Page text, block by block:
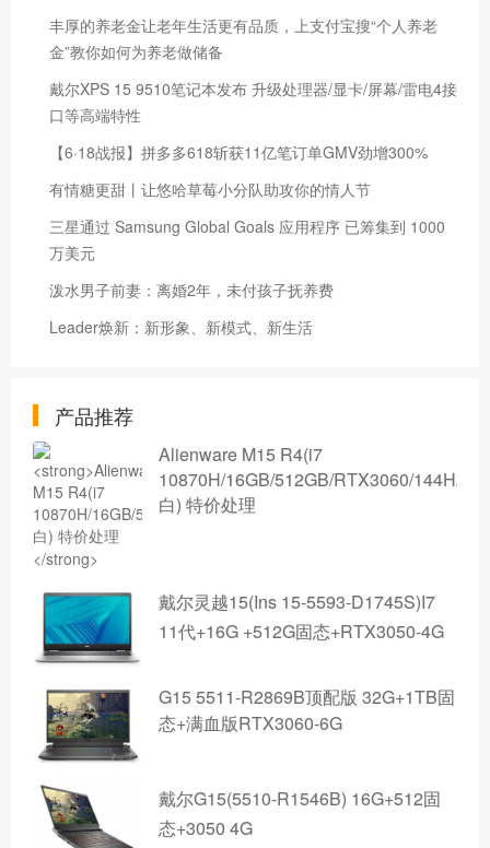
丰厚的养老金让老年生活更有品质，上支付宝搜“个人养老
金”教你如何为养老做储备
戴尔XPS 15 9510笔记本发布 升级处理器/显卡/屏幕/雷电4接
口等高端特性
【6·18战报】拼多多618斩获11亿笔订单GMV劲增300%
有情糖更甜丨让悠哈草莓小分队助攻你的情人节
三星通过 Samsung Global Goals 应用程序 已筹集到 1000
万美元
泼水男子前妻：离婚2年，未付孩子抚养费
Leader焕新：新形象、新模式、新生活
产品推荐
Alienware M15 R4(i7
10870H/16GB/512GB/RTX3060/144Hz/
白) 特价处理
戴尔灵越15(Ins 15-5593-D1745S)I7
11代+16G +512G固态+RTX3050-4G
G15 5511-R2869B顶配版 32G+1TB固
态+满血版RTX3060-6G
戴尔G15(5510-R1546B) 16G+512固
态+3050 4G